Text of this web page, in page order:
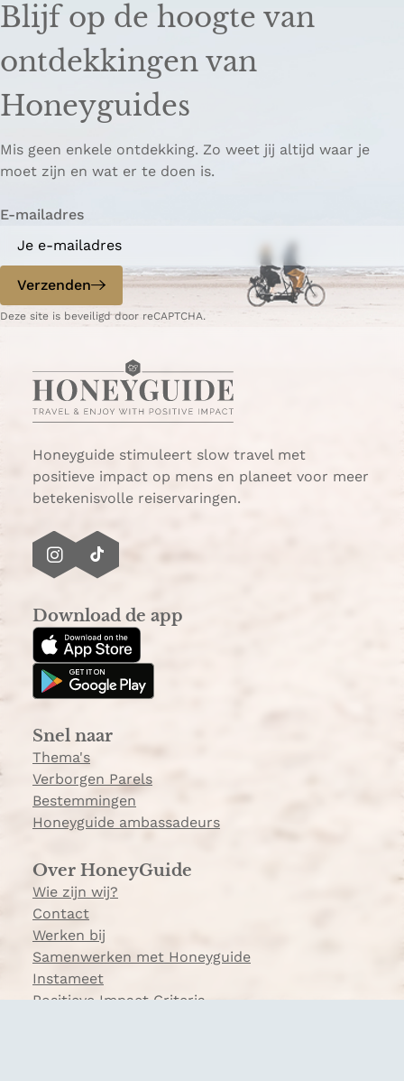
Blijf op de hoogte van
ontdekkingen van
Honeyguides
Mis geen enkele ontdekking. Zo weet jij altijd waar je
moet zijn en wat er te doen is.
E-mailadres
Verzenden
Deze site is beveiligd door reCAPTCHA.
Honeyguide stimuleert slow travel met
positieve impact op mens en planeet voor meer
betekenisvolle reiservaringen.
I
t
a
g
m
T
T
o
k
Download de app
Snel naar
Thema's
Verborgen Parels
Bestemmingen
Honeyguide ambassadeurs
Over HoneyGuide
Wie zijn wij?
Contact
Werken bij
Samenwerken met Honeyguide
Instameet
Positieve Impact Criteria